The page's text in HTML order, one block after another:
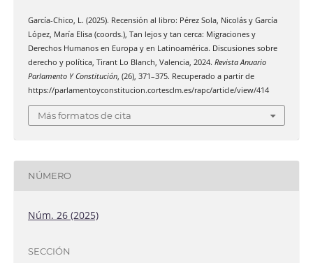
García-Chico, L. (2025). Recensión al libro: Pérez Sola, Nicolás y García
López, María Elisa (coords.), Tan lejos y tan cerca: Migraciones y
Derechos Humanos en Europa y en Latinoamérica. Discusiones sobre
derecho y política, Tirant Lo Blanch, Valencia, 2024. Revista Anuario
Parlamento Y Constitución, (26), 371–375. Recuperado a partir de
https://parlamentoyconstitucion.cortesclm.es/rapc/article/view/414
Más formatos de cita
NÚMERO
Núm. 26 (2025)
SECCIÓN